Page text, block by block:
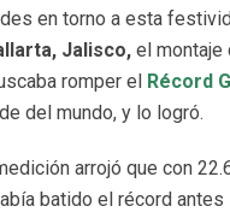
en torno a esta
Jalisco, el montaje
romper el Récord
del mundo, y lo logró.
arrojó que con
batido el récord